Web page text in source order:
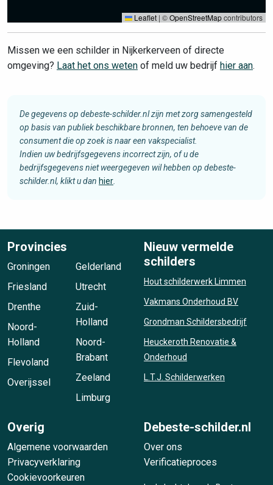
Leaflet | ©OpenStreetMapcontributors
Missen we een schilder in Nijkerkerveen of directe
omgeving? Laat het ons weten of meld uw bedrijf hier aan.
De gegevens op debeste-schilder.nl zijn met zorg samengesteld
op basis van publiek beschikbare bronnen, ten behoeve van de
consument die op zoek is naar een vakspecialist.
Indien uw bedrijfsgegevens incorrect zijn, of u de
bedrijfsgegevens niet weergegeven wil hebben op debeste-
schilder.nl, klikt u dan hier
Provincies
Groningen
Friesland
Drenthe
Noord-
Holland
Flevoland
Overijssel
Gelderland
Utrecht
Zuid-
Holland
Noord-
Brabant
Zeeland
Limburg
Nieuw vermelde
schilders
Hout schilderwerk Limmen
Vakmans Onderhoud BV
Grondman Schildersbedrijf
Heuckeroth Renovatie &
Onderhoud
L.T.J. Schilderwerken
Overig
Algemene voorwaarden
Privacyverklaring
Cookievoorkeuren
Debeste-schilder.nl
Over ons
Verificatieproces